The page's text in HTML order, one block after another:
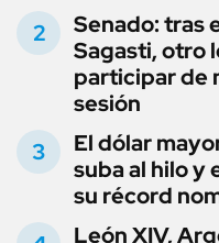
Senado: tras
Sagasti, otro
participar de
sesión
El dólar
suba al hilo y
su récord
León XIV,